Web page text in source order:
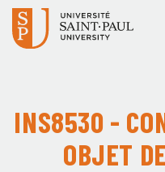
INS8530 -
OBJET